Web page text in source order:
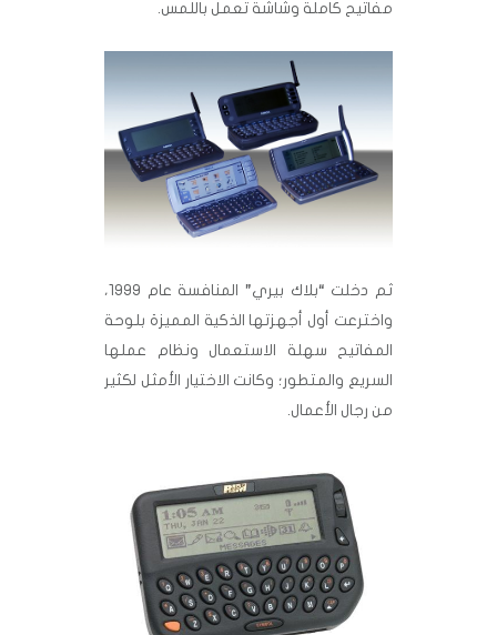
مفاتيح كاملة وشاشة تعمل باللمس.
ثم دخلت “بلاك بيري” المنافسة عام 1999،
واخترعت أول أجهزتها الذكية المميزة بلوحة
المفاتيح سهلة الاستعمال ونظام عملها
السريع والمتطور؛ وكانت الاختيار الأمثل لكثير
من رجال الأعمال.